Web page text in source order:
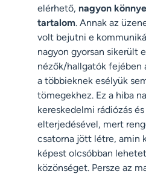
elérhető, nagyon
tartalom. Annak az
volt bejutni e
nagyon gyorsan sikerült
nézők/hallgatók fejében
a többieknek esélyük
tömegekhez. Ez a hiba
kereskedelmi rádiózás
elterjedésével, mert
csatorna jött létre, amin
képest olcsóbban
közönséget. Persze az